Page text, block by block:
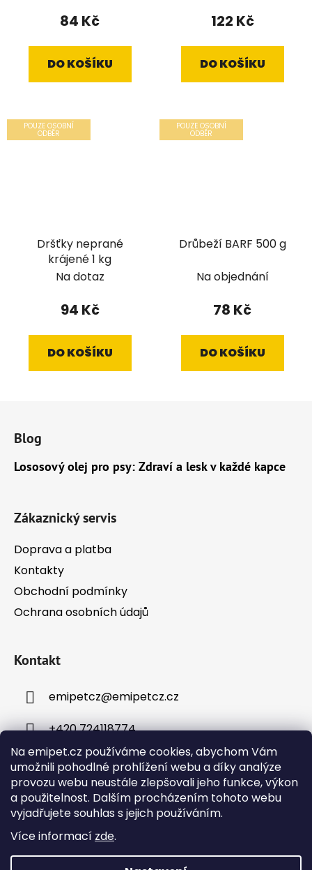
Na emipet.cz používáme cookies, abychom Vám
umožnili pohodlné prohlížení webu a díky analýze
provozu webu neustále zlepšovali jeho funkce, výkon
a použitelnost. Dalším procházením tohoto webu
vyjadřujete souhlas s jejich používáním.
Více informací zde.
84 Kč
DO KOŠÍKU
122 Kč
DO KOŠÍKU
POUZE OSOBNÍ
ODBĚR
Dršťky neprané
krájené 1 kg
Na dotaz
94 Kč
DO KOŠÍKU
POUZE OSOBNÍ
ODBĚR
Drůbeží BARF 500 g
Na objednání
78 Kč
DO KOŠÍKU
Blog
Lososový olej pro psy: Zdraví a lesk v každé kapce
Zákaznický servis
Doprava a platba
Kontakty
Obchodní podmínky
Ochrana osobních údajů
Kontakt
emipetcz@emipetcz.cz
+420 724118774
Instagram